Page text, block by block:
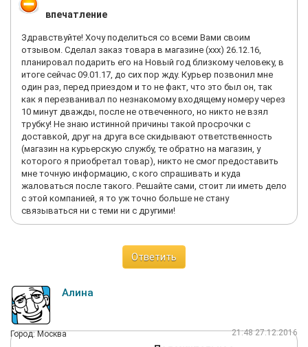
впечатление
Здравствуйте! Хочу поделиться со всеми Вами своим
отзывом. Сделал заказ товара в магазине (ххх) 26.12.16,
планировал подарить его на Новый год близкому человеку, в
итоге сейчас 09.01.17, до сих пор жду. Курьер позвонил мне
один раз, перед приездом и то не факт, что это был он, так
как я перезванивал по незнакомому входящему номеру через
10 минут дважды, после не отвеченного, но никто не взял
трубку! Не знаю истинной причины такой просрочки с
доставкой, друг на друга все скидывают ответственность
(магазин на курьерскую службу, те обратно на магазин, у
которого я приобретал товар), никто не смог предоставить
мне точную информацию, с кого спрашивать и куда
жаловаться после такого. Решайте сами, стоит ли иметь дело
с этой компанией, я то уж точно больше не стану
связываться ни с теми ни с другими!
Ответить
Алина
Город: Москва 21:48 27.12.2016